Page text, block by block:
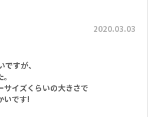
2020.03.03
すが、
サイズくらいの大きさで
いです!